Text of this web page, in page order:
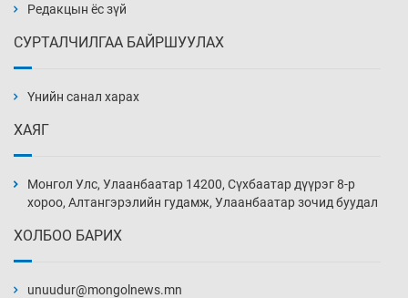
4 цаг 52 мин
5 цаг 22 мин
5 цаг 52 мин
Редакцын ёс зүй
СУРТАЛЧИЛГАА БАЙРШУУЛАХ
Үнийн санал харах
ХАЯГ
Монгол Улс, Улаанбаатар 14200, Сүхбаатар дүүрэг 8-р
хороо, Алтангэрэлийн гудамж, Улаанбаатар зочид буудал
ХОЛБОО БАРИХ
unuudur@mongolnews.mn